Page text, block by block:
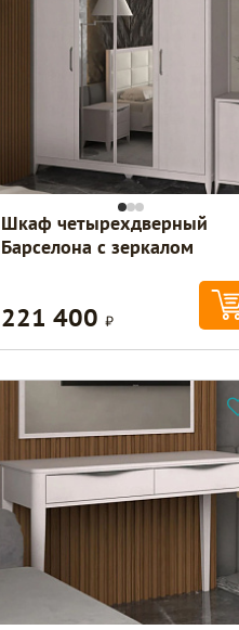
Шкаф четырехдверный
Барселона с зеркалом
221 400 Р